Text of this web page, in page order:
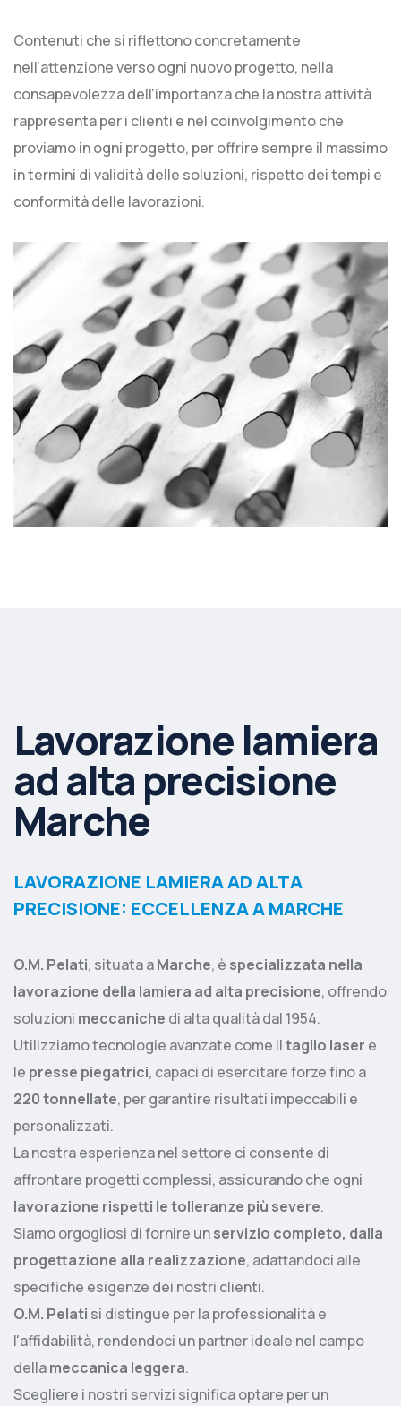
Contenuti che si riflettono concretamente
nell’attenzione verso ogni nuovo progetto, nella
consapevolezza dell’importanza che la nostra attività
rappresenta per i clienti e nel coinvolgimento che
proviamo in ogni progetto, per offrire sempre il massimo
in termini di validità delle soluzioni, rispetto dei tempi e
conformità delle lavorazioni.
Lavorazione lamiera
ad alta precisione
Marche
LAVORAZIONE LAMIERA AD ALTA
PRECISIONE: ECCELLENZA A MARCHE
O.M. Pelati, situata aMarche, è specializzata nella
lavorazione della lamiera ad alta precisione, offrendo
soluzioni meccaniche di alta qualità dal 1954.
Utilizziamo tecnologie avanzate come iltaglio laser e
le presse piegatrici, capaci di esercitare forze fino a
220 tonnellate, per garantire risultati impeccabili e
personalizzati.
La nostra esperienza nel settore ci consente di
affrontare progetti complessi, assicurando che ogni
lavorazione rispetti le tolleranze più severe.
Siamo orgogliosi di fornire unservizio completo, dalla
progettazione alla realizzazione, adattandoci alle
specifiche esigenze dei nostri clienti.
O.M. Pelati si distingue per la professionalità e
l'affidabilità, rendendoci un partner ideale nel campo
dellameccanica leggera.
Scegliere i nostri servizi significa optare per un